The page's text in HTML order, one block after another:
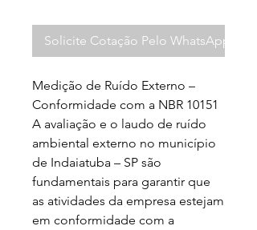
Solicite Cotação Pelo WhatsApp
Medição de Ruído Externo –
Conformidade com a NBR 10151
A avaliação e o laudo de ruído
ambiental externo no município
de Indaiatuba – SP são
fundamentais para garantir que
as atividades da empresa estejam
em conformidade com a